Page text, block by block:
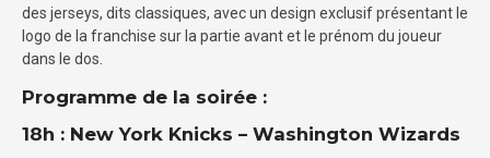
des jerseys, dits classiques, avec un design exclusif présentant le
logo de la franchise sur la partie avant et le prénom du joueur
dans le dos.
Programme de la soirée :
18h : New York Knicks – Washington Wizards